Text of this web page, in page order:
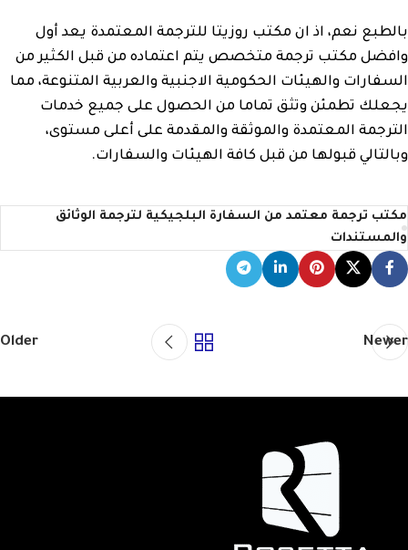
بالطبع نعم، اذ ان مكتب روزيتا للترجمة المعتمدة يعد أول
وافضل مكتب ترجمة متخصص يتم اعتماده من قبل الكثير من
السفارات والهيئات الحكومية الاجنبية والعربية المتنوعة، مما
يجعلك تطمئن وتثق تماما من الحصول على جميع خدمات
الترجمة المعتمدة والموثقة والمقدمة على أعلى مستوى،
وبالتالي قبولها من قبل كافة الهيئات والسفارات.
مكتب ترجمة معتمد من السفارة البلجيكية لترجمة الوثائق
والمستندات
Newer
Older